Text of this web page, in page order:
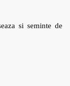
si seminte de